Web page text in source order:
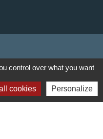
du
control over what you want
cookies Personalize